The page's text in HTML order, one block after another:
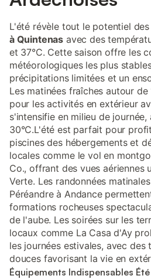
L'été révèle tout le potentiel des
à Quintenas avec des
et 37°C. Cette saison offre les
météorologiques les plus
précipitations limitées et un
Les matinées fraîches autour
pour les activités en extérieur
s'intensifie en milieu de
30°C.L'été est parfait pour
piscines des hébergements et
locales comme le vol en
Co., offrant des vues aériennes
Verte. Les randonnées
Péréandre à Andance
formations rocheuses
de l'aube. Les soirées sur les
locaux comme La Casa d'Ay
les journées estivales, avec
douces favorisant la vie en
Équipements Indispensables Été